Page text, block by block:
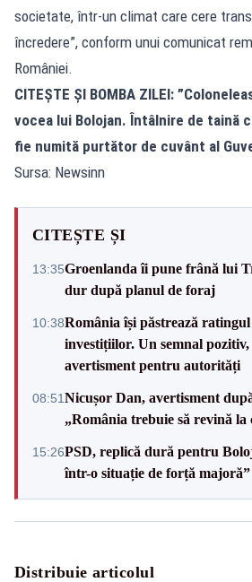
societate, într-un climat care cere
încredere”, conform unui comunicat
României.
CITEȘTE ȘI BOMBA ZILEI:
vocea lui Bolojan. Întâlnire de taină
fie numită purtător de cuvânt al
Sursa: Newsinn
CITEȘTE ȘI
13:35Groenlanda îi pune frână lui
dur după planul de foraj
10:38România își păstrează
investițiilor. Un semnal
avertisment pentru autorități
08:51Nicușor Dan, avertisment
„România trebuie să revină la
15:26PSD, replică dură pentru
într-o situație de forță majoră”
Distribuie articolul